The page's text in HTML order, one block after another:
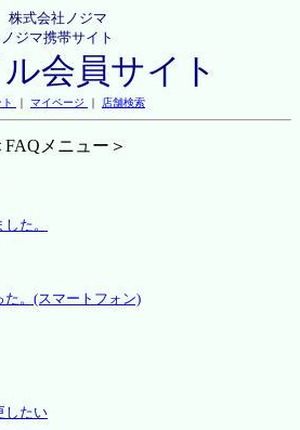
株式会社ノジマ
ノジマ携帯サイト
会員サイト
｜ マイページ ｜ 店舗検索
FAQメニュー＞
た。
た。(スマートフォン)
したい